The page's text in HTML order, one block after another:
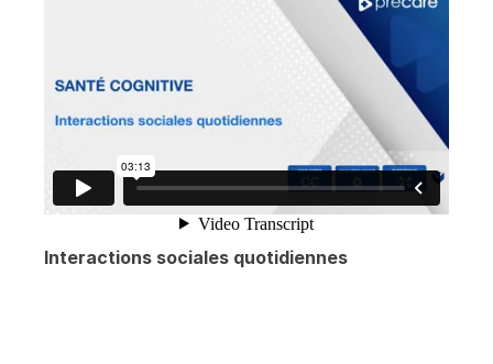
Interactions sociales quotidiennes